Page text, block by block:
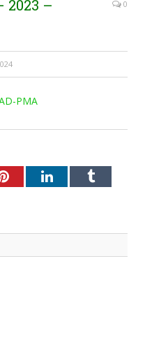
2023 –
0
PMA
PinterestLinkedInTumblr